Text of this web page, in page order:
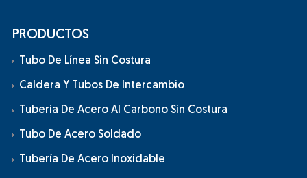
PRODUCTOS
Tubo De Línea Sin Costura
Caldera Y Tubos De Intercambio
Tubería De Acero Al Carbono Sin Costura
Tubo De Acero Soldado
Tubería De Acero Inoxidable